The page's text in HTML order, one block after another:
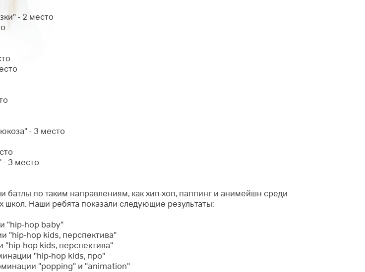
- 2 место
- 3 место
- 3 место
батлы по таким направлениям, как хип-хоп, паппинг и анимейшн среди
школ. Наши ребята показали следующие результаты:
"hip-hop baby"
"hip-hop kids, перспектива"
hop kids, перспектива"
"hip-hop kids, про"
"popping" и "animation"